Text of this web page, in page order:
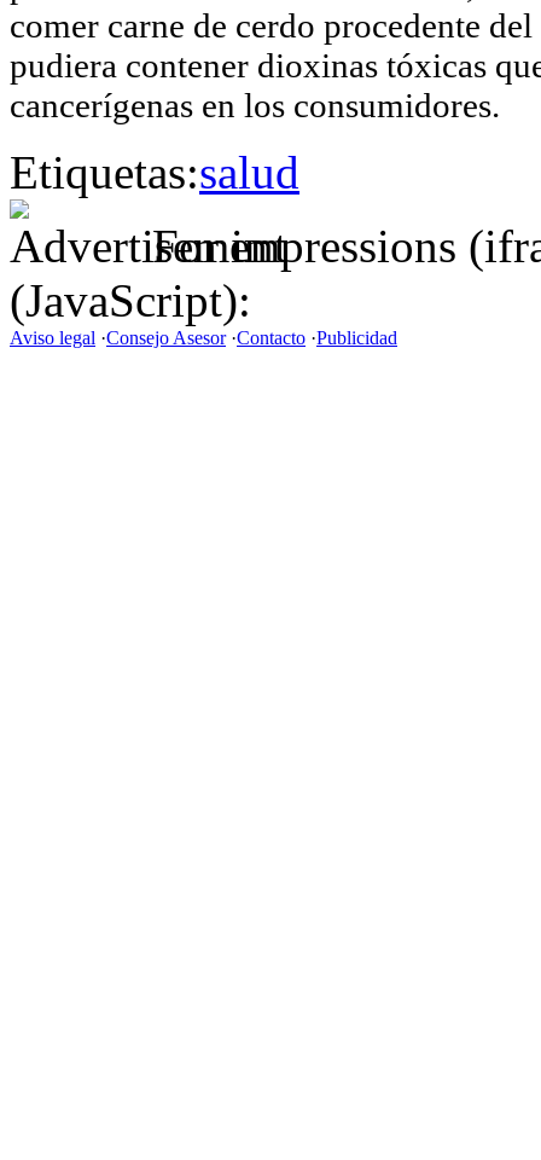
comer carne de cerdo procedente
pudiera contener dioxinas tóxicas
cancerígenas en los consumidores.
Etiquetas:salud
For impressions
(JavaScript):
Aviso legal ·Consejo Asesor·Contacto ·Publicidad